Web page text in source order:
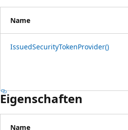
Name
IssuedSecurityTokenProvider()
Eigenschaften
Name